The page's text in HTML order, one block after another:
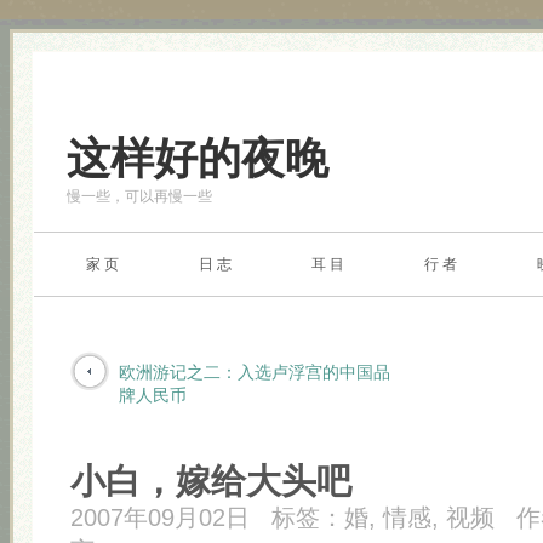
这样好的夜晚
慢一些，可以再慢一些
家 页 日 志 耳 目 行 者
欧洲游记之二：入选卢浮宫的中国品
牌人民币
小白，嫁给大头吧
2007年09月02日 标签： 婚,情感, 视频